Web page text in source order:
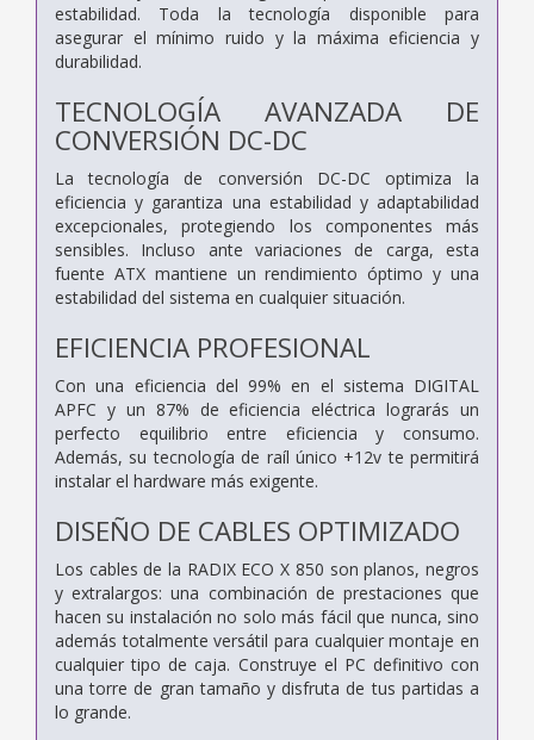
estabilidad. Toda la tecnología disponible para
asegurar el mínimo ruido y la máxima eficiencia y
durabilidad.
TECNOLOGÍA AVANZADA DE
CONVERSIÓN DC-DC
La tecnología de conversión DC-DC optimiza la
eficiencia y garantiza una estabilidad y adaptabilidad
excepcionales, protegiendo los componentes más
sensibles. Incluso ante variaciones de carga, esta
fuente ATX mantiene un rendimiento óptimo y una
estabilidad del sistema en cualquier situación.
EFICIENCIA PROFESIONAL
Con una eficiencia del 99% en el sistema DIGITAL
APFC y un 87% de eficiencia eléctrica lograrás un
perfecto equilibrio entre eficiencia y consumo.
Además, su tecnología de raíl único +12v te permitirá
instalar el hardware más exigente.
DISEÑO DE CABLES OPTIMIZADO
Los cables de la RADIX ECO X 850 son planos, negros
y extralargos: una combinación de prestaciones que
hacen su instalación no solo más fácil que nunca, sino
además totalmente versátil para cualquier montaje en
cualquier tipo de caja. Construye el PC definitivo con
una torre de gran tamaño y disfruta de tus partidas a
lo grande.